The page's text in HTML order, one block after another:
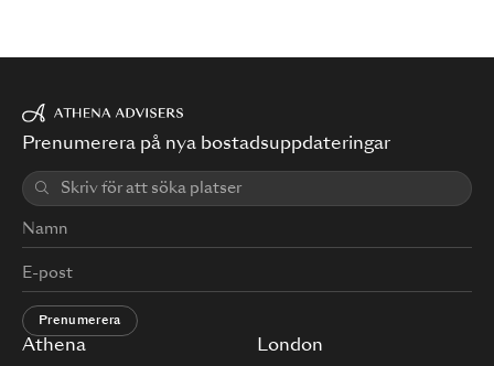
Athena London
Prenumerera på nya bostadsuppdateringar
Prenumerera